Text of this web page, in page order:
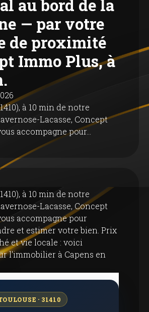
au bord de la
— par votre
de proximité
Immo Plus, à
à 10 min de notre
Lacasse, Concept
accompagne pour...
à 10 min de notre
Lacasse, Concept
accompagne pour
et estimer votre bien. Prix
et vie locale : voici
l'immobilier à Capens en
· 31410